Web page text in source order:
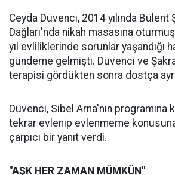
Ceyda Düvenci, 2014 yılında Bülent
Dağları'nda nikah masasına
yıl evliliklerinde sorunlar yaşandığı
gündeme gelmişti. Düvenci ve
terapisi gördükten sonra dostça
Düvenci, Sibel Arna'nın programına
tekrar evlenip evlenmeme
çarpıcı bir yanıt verdi.
"AŞK HER ZAMAN MÜMKÜN"